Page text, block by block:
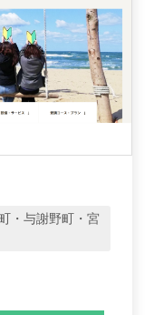
・与謝野町・宮